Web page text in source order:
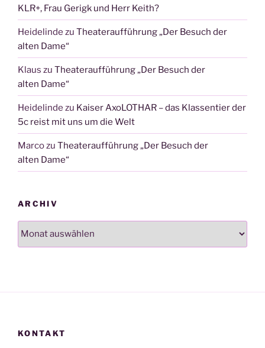
KLR+, Frau Gerigk und Herr Keith?
Heidelinde zu Theateraufführung „Der Besuch der
alten Dame“
Klaus zu Theateraufführung „Der Besuch der
alten Dame“
Heidelinde zu Kaiser AxoLOTHAR – das Klassentier der
5c reist mit uns um die Welt
Marcozu Theateraufführung „Der Besuch der
alten Dame“
ARCHIV
Archiv
KONTAKT